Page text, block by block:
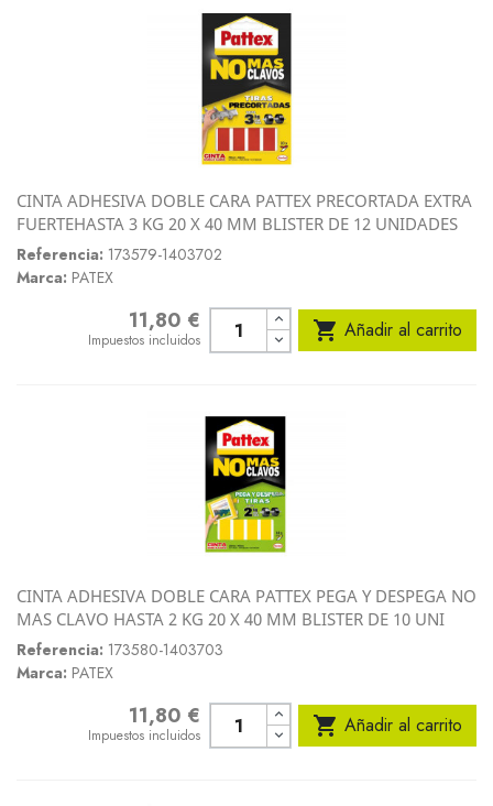
CINTA ADHESIVA DOBLE CARA PATTEX PRECORTADA EXTRA
FUERTEHASTA 3 KG 20 X 40 MM BLISTER DE 12 UNIDADES
Referencia: 173579-1403702
Marca: PATEX
11,80 €
Impuestos incluidos  Añadir al carrito
CINTA ADHESIVA DOBLE CARA PATTEX PEGA Y DESPEGA NO
MAS CLAVO HASTA 2 KG 20 X 40 MM BLISTER DE 10 UNI
Referencia: 173580-1403703
Marca: PATEX
11,80 €
Impuestos incluidos  Añadir al carrito